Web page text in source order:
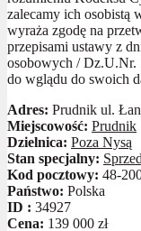
zalecamy ich osobistą
wyraża zgodę na
przepisami ustawy z
osobowych / Dz.U.Nr.
do wglądu do swoich
Adres: Prudnik ul.
Miejscowość: Prudnik
Dzielnica: Poza Nysą
Stan specjalny:
Kod pocztowy: 48-
Państwo: Polska
ID : 34927
Cena: 139 000 zł